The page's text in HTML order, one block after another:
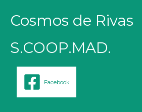
Cosmos de Rivas
S.COOP.MAD.
Facebook